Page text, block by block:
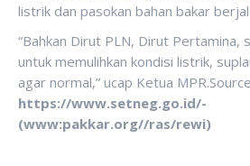
listrik dan pasokan bahan bakar
“Bahkan Dirut PLN, Dirut Pertamina,
untuk memulihkan kondisi listrik,
agar normal,” ucap Ketua MPR.Source
https://www.setneg.go.id/-
(www:pakkar.org//ras/rewi)